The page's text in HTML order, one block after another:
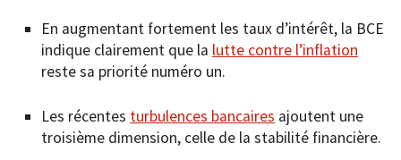
En augmentant fortement les taux d’intérêt, la BCE
indique clairement que la lutte contre l’inflation
reste sa priorité numéro un.
Les récentes turbulences bancaires ajoutent une
troisième dimension, celle de la stabilité financière.